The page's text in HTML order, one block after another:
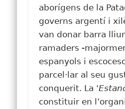
aborígens de la
governs argentí i
van donar barra
ramaders -
espanyols i
parcel·lar al seu
conquerit. La ‘
constituir en